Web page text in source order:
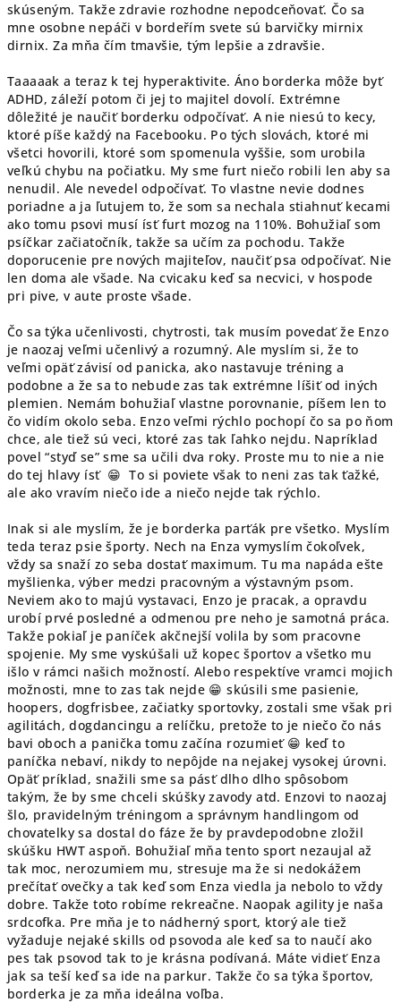
skúseným. Takže zdravie rozhodne nepodceňovať. Čo sa
mne osobne nepáči v bordeřím svete sú barvičky mirnix
dirnix. Za mňa čím tmavšie, tým lepšie a zdravšie.
Taaaaak a teraz k tej hyperaktivite. Áno borderka môže byť
ADHD, záleží potom či jej to majitel dovolí. Extrémne
dôležité je naučiť borderku odpočívať. A nie niesú to kecy,
ktoré píše každý na Facebooku. Po tých slovách, ktoré mi
všetci hovorili, ktoré som spomenula vyššie, som urobila
veľkú chybu na počiatku. My sme furt niečo robili len aby sa
nenudil. Ale nevedel odpočívať. To vlastne nevie dodnes
poriadne a ja ľutujem to, že som sa nechala stiahnuť kecami
ako tomu psovi musí ísť furt mozog na 110%. Bohužiaľ som
psíčkar začiatočník, takže sa učím za pochodu. Takže
doporucenie pre nových majiteľov, naučiť psa odpočívať. Nie
len doma ale všade. Na cvicaku keď sa necvici, v hospode
pri pive, v aute proste všade.
Čo sa týka učenlivosti, chytrosti, tak musím povedať že Enzo
je naozaj veľmi učenlivý a rozumný. Ale myslím si, že to
veľmi opäť závisí od panicka, ako nastavuje tréning a
podobne a že sa to nebude zas tak extrémne líšiť od iných
plemien. Nemám bohužiaľ vlastne porovnanie, píšem len to
čo vidím okolo seba. Enzo veľmi rýchlo pochopí čo sa po ňom
chce, ale tiež sú veci, ktoré zas tak ľahko nejdu. Napríklad
povel “styď se” sme sa učili dva roky. Proste mu to nie a nie
do tej hlavy ísť 😁 To si poviete však to neni zas tak ťažké,
ale ako vravím niečo ide a niečo nejde tak rýchlo.
Inak si ale myslím, že je borderka parťák pre všetko. Myslím
teda teraz psie športy. Nech na Enza vymyslím čokoľvek,
vždy sa snaží zo seba dostať maximum. Tu ma napáda ešte
myšlienka, výber medzi pracovným a výstavným psom.
Neviem ako to majú vystavaci, Enzo je pracak, a opravdu
urobí prvé posledné a odmenou pre neho je samotná práca.
Takže pokiaľ je paníček akčnejší volila by som pracovne
spojenie. My sme vyskúšali už kopec športov a všetko mu
išlo v rámci našich možností. Alebo respektíve vramci mojich
možnosti, mne to zas tak nejde 😁 skúsili sme pasienie,
hoopers, dogfrisbee, začiatky sportovky, zostali sme však pri
agilitách, dogdancingu a relíčku, pretože to je niečo čo nás
bavi oboch a panička tomu začína rozumieť 😁 keď to
paníčka nebaví, nikdy to nepôjde na nejakej vysokej úrovni.
Opäť príklad, snažili sme sa pásť dlho dlho spôsobom
takým, že by sme chceli skúšky zavody atd. Enzovi to naozaj
šlo, pravidelným tréningom a správnym handlingom od
chovatelky sa dostal do fáze že by pravdepodobne zložil
skúšku HWT aspoň. Bohužiaľ mňa tento sport nezaujal až
tak moc, nerozumiem mu, stresuje ma že si nedokážem
prečítať ovečky a tak keď som Enza viedla ja nebolo to vždy
dobre. Takže toto robíme rekreačne. Naopak agility je naša
srdcofka. Pre mňa je to nádherný sport, ktorý ale tiež
vyžaduje nejaké skills od psovoda ale keď sa to naučí ako
pes tak psovod tak to je krásna podívaná. Máte vidieť Enza
jak sa teší keď sa ide na parkur. Takže čo sa týka športov,
borderka je za mňa ideálna voľba.